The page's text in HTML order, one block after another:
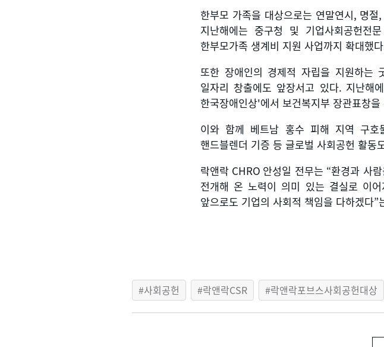
한부모 가족을 대상으로는 연말연시, 명절,
지난해에는 중구청 및 기업사회공헌전
한부모가족 생계비 지원 사업까지 확대했다
또한 장애인의 경제적 자립을 지원하는
일자리 창출에도 앞장서고 있다. 지난해
한국장애인상'에서 보건복지부 장관표창
이와 함께 베트남 홍수 피해 지역 구호
핸드블렌더 기증 등 글로벌 사회공헌 활동
락앤락 CHRO 안성일 전무는 “환경과 사
전개해 온 노력이 의미 있는 결실로 이
앞으로도 기업의 사회적 책임을 다하겠다”
사회공헌 락앤락CSR 락앤락포브스사회공헌대상